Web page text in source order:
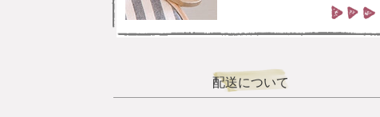
配送について